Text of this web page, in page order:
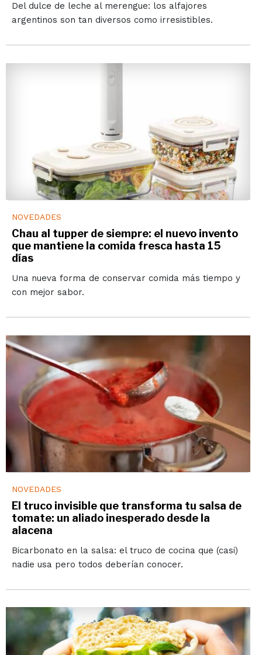
Del dulce de leche al merengue: los alfajores
argentinos son tan diversos como irresistibles.
NOVEDADES
Chau al tupper de siempre: el nuevo invento
que mantiene la comida fresca hasta 15
días
Una nueva forma de conservar comida más tiempo y
con mejor sabor.
NOVEDADES
El truco invisible que transforma tu salsa de
tomate: un aliado inesperado desde la
alacena
Bicarbonato en la salsa: el truco de cocina que (casi)
nadie usa pero todos deberían conocer.